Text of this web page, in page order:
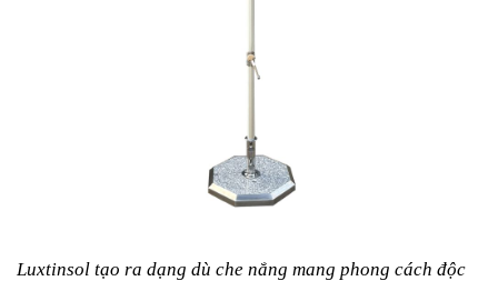
Luxtinsol tạo ra dạng dù che nắng mang phong cách độc